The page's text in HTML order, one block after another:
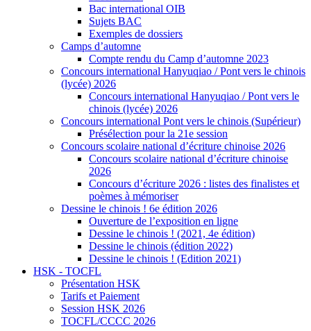
Bac international OIB
Sujets BAC
Exemples de dossiers
Camps d’automne
Compte rendu du Camp d’automne 2023
Concours international Hanyuqiao / Pont vers le chinois
(lycée) 2026
Concours international Hanyuqiao / Pont vers le
chinois (lycée) 2026
Concours international Pont vers le chinois (Supérieur)
Présélection pour la 21e session
Concours scolaire national d’écriture chinoise 2026
Concours scolaire national d’écriture chinoise
2026
Concours d’écriture 2026 : listes des finalistes et
poèmes à mémoriser
Dessine le chinois ! 6e édition 2026
Ouverture de l’exposition en ligne
Dessine le chinois ! (2021, 4e édition)
Dessine le chinois (édition 2022)
Dessine le chinois ! (Edition 2021)
HSK - TOCFL
Présentation HSK
Tarifs et Paiement
Session HSK 2026
TOCFL/CCCC 2026